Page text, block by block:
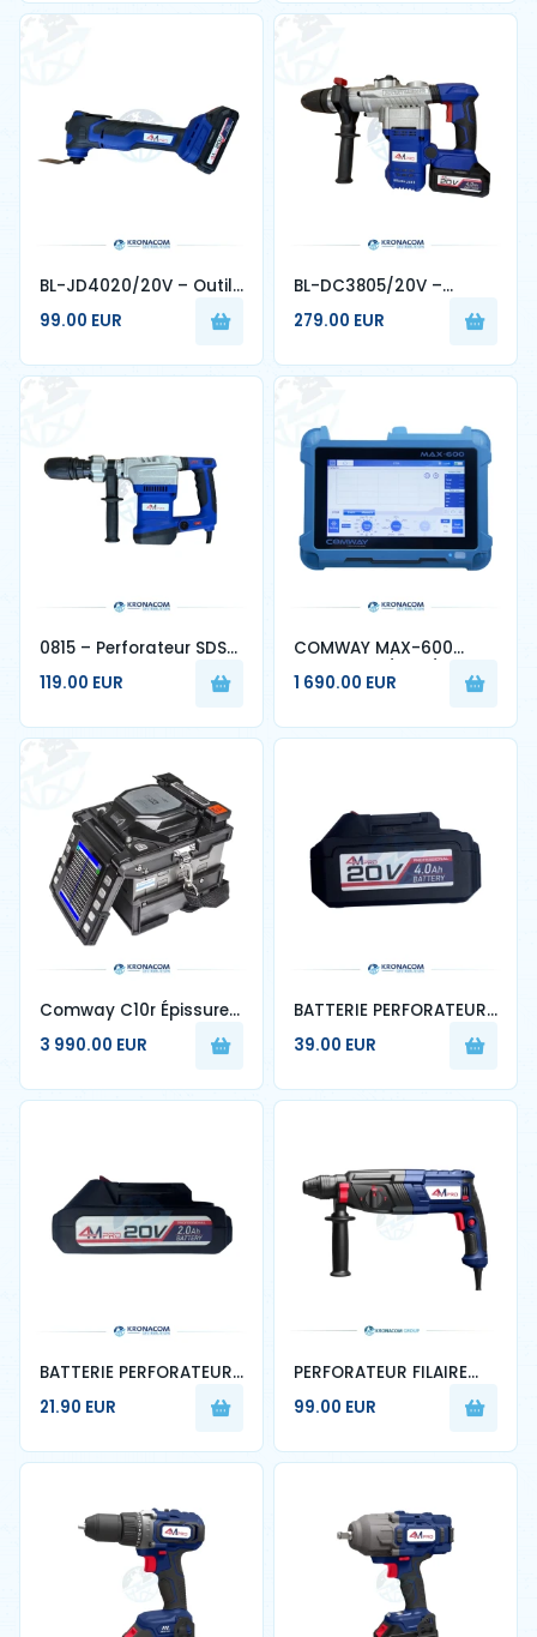
BL-JD4020/20V – Outil
Multifonction Sans Fil
20V - 4MPRO
99.00 EUR
BL-DC3805/20V –
Perforateur Sans Fil 20V
8.0Ah - 4MPRO
279.00 EUR
0815 – Perforateur SDS-
MAX 1250W
Professionnel - 4MPRO
119.00 EUR
COMWAY MAX-600
OTDR – M1 / M2 / M3
1 690.00 EUR
Comway C10r Épissure
de fibre optique à
ruban pour 1-12 cœurs
automatique 70r 88r
3 990.00 EUR
BATTERIE PERFORATEUR
4AH 4M PRO
39.00 EUR
BATTERIE PERFORATEUR
2AH 4M PRO
21.90 EUR
PERFORATEUR FILAIRE
4M PRO – KRONACOM
99.00 EUR